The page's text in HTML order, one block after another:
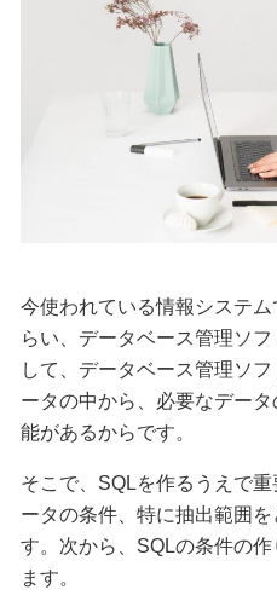
今使われている情報システ
らい、データベース管理ソ
して、データベース管理ソ
ータの中から、必要なデー
能があるからです。
そこで、SQLを作るうえで
ータの条件、特に抽出範囲
す。次から、SQLの条件の
ます。